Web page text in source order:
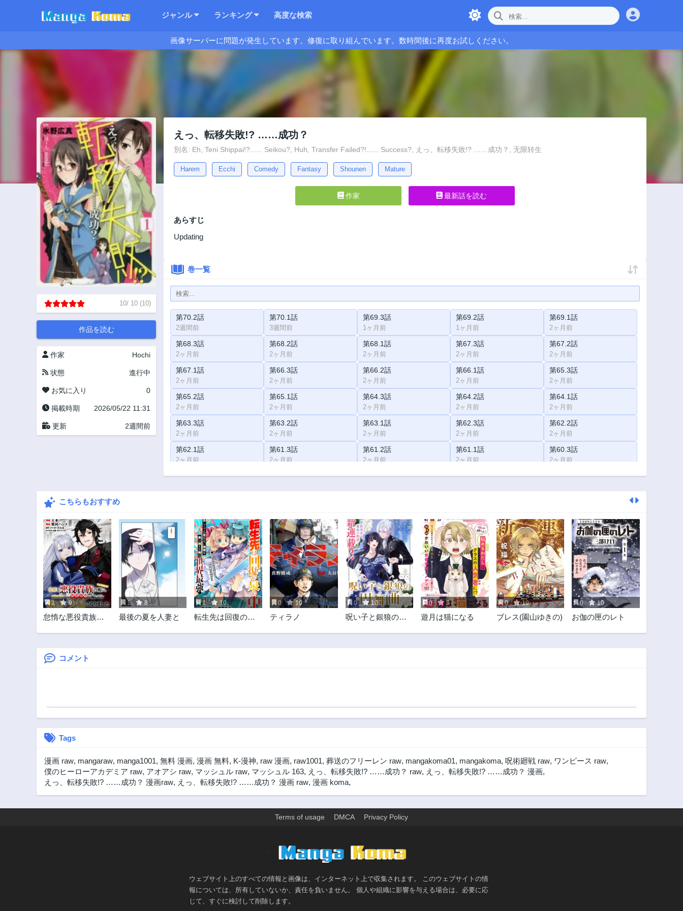
ジャンル ランキング 高度な検索
画像サーバーに問題が発生しています。修復に取り組んでいます。数時間後に再度お試しください。
10/ 10 (10)
作品を読む
作家 Hochi
状態 進行中
お気に入り 0
掲載時期 2026/05/22 11:31
更新 2週間前
えっ、転移失敗!? ……成功？
別名: Eh, Teni Shippai!?...... Seikou?, Huh, Transfer Failed?!...... Success?, えっ、転移失敗!? ……成功？, 无限转生
Harem Ecchi Comedy Fantasy Shounen Mature
作家 最新話を読む
あらすじ
Updating
巻一覧
第70.2話
2週間前
第70.1話
3週間前
第69.3話
1ヶ月前
第69.2話
1ヶ月前
第69.1話
2ヶ月前
第68.3話
2ヶ月前
第68.2話
2ヶ月前
第68.1話
2ヶ月前
第67.3話
2ヶ月前
第67.2話
2ヶ月前
第67.1話
2ヶ月前
第66.3話
2ヶ月前
第66.2話
2ヶ月前
第66.1話
2ヶ月前
第65.3話
2ヶ月前
第65.2話
2ヶ月前
第65.1話
2ヶ月前
第64.3話
2ヶ月前
第64.2話
2ヶ月前
第64.1話
2ヶ月前
第63.3話
2ヶ月前
第63.2話
2ヶ月前
第63.1話
2ヶ月前
第62.3話
2ヶ月前
第62.2話
2ヶ月前
第62.1話
2ヶ月前
第61.3話
2ヶ月前
第61.2話
2ヶ月前
第61.1話
2ヶ月前
第60.3話
2ヶ月前
第60.2話 第60.1話 第59.3話 第59.2話 第59.1話
第55話
2ヶ月前
第54話
2ヶ月前
第53話
2ヶ月前
第52話
2ヶ月前
第51話
2ヶ月前
第50話
2ヶ月前
第49話
2ヶ月前
第48話
2ヶ月前
第47話
2ヶ月前
第46話
2ヶ月前
第45話
2ヶ月前
第44話
2ヶ月前
第43話
2ヶ月前
第42話
2ヶ月前
第41話
2ヶ月前
第40話
2ヶ月前
第39話
2ヶ月前
第38話
2ヶ月前
第37話
2ヶ月前
第36話
2ヶ月前
第35.5話 第35話 第34話 第33話 第32話
第12話
3ヶ月前
第11話
3ヶ月前
第10話
3ヶ月前
第9話
3ヶ月前
第8話
第6話 第5話 第4話 第3話 第2話
こちらもおすすめ
1 9
怠惰な悪役貴族の
いだら最凶の夫婦
になりました
1 8
最後の夏を人妻と
2 10
転生先は回復の泉
り越えた俺は世界
0 10
ティラノ
0 10
呪い子と銀狼の円
0 3
遊月は猫になる
0 10
ブレス(園山ゆきの)
0 10
お伽の匣のレト
コメント
Tags
漫画 raw, mangaraw, manga1001, 無料 漫画, 漫画 無料, K-漫神, raw 漫画, raw1001, 葬送のフリーレン raw, mangakoma01, mangakoma, 呪術廻戦 raw, ワンピース raw,
僕のヒーローアカデミア raw, アオアシ raw, マッシュル raw, マッシュル 163, えっ、転移失敗!? ……成功？ raw, えっ、転移失敗!? ……成功？ 漫画,
えっ、転移失敗!? ……成功？ 漫画raw, えっ、転移失敗!? ……成功？ 漫画 raw, 漫画 koma,
Terms of usage DMCA Privacy Policy
ウェブサイト上のすべての情報と画像は、インターネット上で収集されます。 このウェブサイトの情
報については、所有していないか、責任を負いません。 個人や組織に影響を与える場合は、必要に応
じて、すぐに検討して削除します。